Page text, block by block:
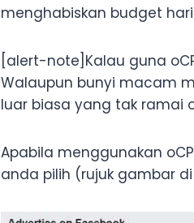
menghabiskan budget
[alert-note]Kalau guna
Walaupun bunyi macam
luar biasa yang tak ramai
Apabila menggunakan
anda pilih (rujuk gambar